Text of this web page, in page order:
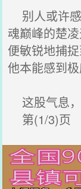
别人或许
魂巅峰的楚
便敏锐地捕
他本能感到极
这股气息，
第(1/3)页